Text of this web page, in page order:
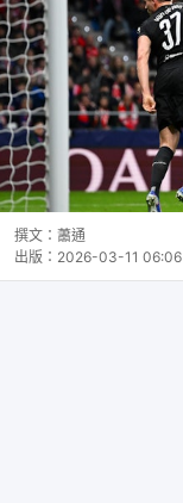
撰文： 蕭通
出版： 2026-03-11 06:06